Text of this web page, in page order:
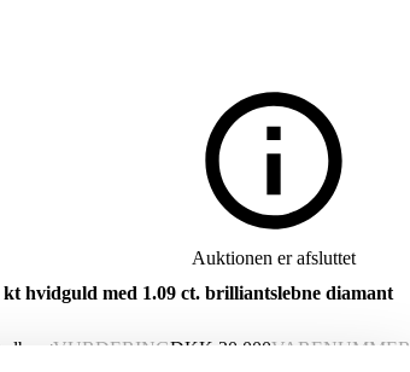
Auktionen er afsluttet
hvidguld med 1.09 ct. brilliantslebne diamant
VURDERINGDKK 20.000VARENUMMER